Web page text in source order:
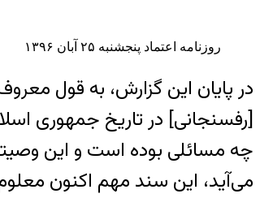
روزنامه اعتماد پنج‎شنبه ۲۵ آبان ۱۳۹۶
در پایان این گزارش، به قول
[رفسنجانی] در تاریخ جمهوری
چه مسائلی بوده است و این
می‌آید، این سند مهم ‌اکنون